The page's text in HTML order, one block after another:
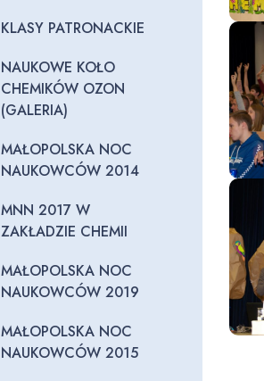
KLASY PATRONACKIE
NAUKOWE KOŁO
CHEMIKÓW OZON
(GALERIA)
MAŁOPOLSKA NOC
NAUKOWCÓW 2014
MNN 2017 W
ZAKŁADZIE CHEMII
MAŁOPOLSKA NOC
NAUKOWCÓW 2019
MAŁOPOLSKA NOC
NAUKOWCÓW 2015